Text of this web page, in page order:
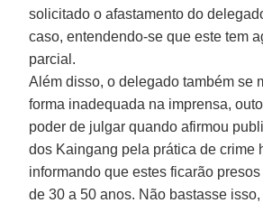
solicitado o afastamento do
caso, entendendo-se que este tem
parcial.
Além disso, o delegado também se
forma inadequada na imprensa,
poder de julgar quando afirmou
dos Kaingang pela prática de crime
informando que estes ficarão
de 30 a 50 anos. Não bastasse